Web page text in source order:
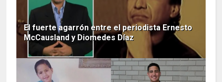
El fuerte agarrón entre el periodista Ernesto
McCausland y Diomedes Díaz